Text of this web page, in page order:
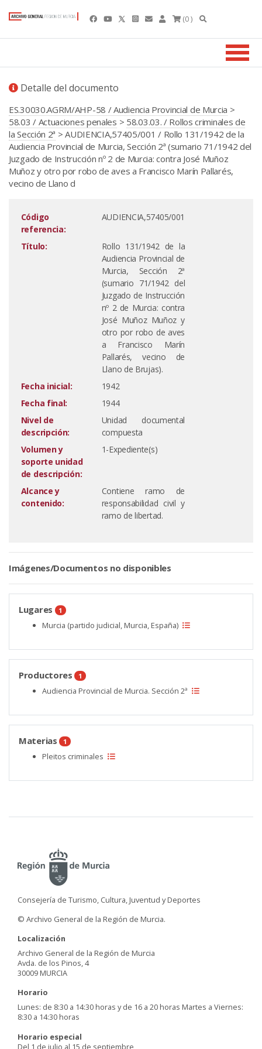
(0 )
Detalle del documento
ES.30030.AGRM/AHP-58 / Audiencia Provincial de Murcia >
58.03 / Actuaciones penales > 58.03.03. / Rollos criminales de
la Sección 2ª > AUDIENCIA,57405/001 / Rollo 131/1942 de la
Audiencia Provincial de Murcia, Sección 2ª (sumario 71/1942 del
Juzgado de Instrucción nº 2 de Murcia: contra José Muñoz
Muñoz y otro por robo de aves a Francisco Marín Pallarés,
vecino de Llano d
Código
referencia:
AUDIENCIA,57405/001
Título:
Rollo 131/1942 de la
Audiencia Provincial de
Murcia, Sección 2ª
(sumario 71/1942 del
Juzgado de Instrucción
nº 2 de Murcia: contra
José Muñoz Muñoz y
otro por robo de aves
a Francisco Marín
Pallarés, vecino de
Llano de Brujas).
Fecha inicial:
1942
Fecha final:
1944
Nivel de
descripción:
Unidad documental
compuesta
Volumen y
soporte unidad
de descripción:
1-Expediente(s)
Alcance y
contenido:
Contiene ramo de
responsabilidad civil y
ramo de libertad.
Imágenes/Documentos no disponibles
Lugares 1
Murcia (partido judicial, Murcia, España)
Productores 1
Audiencia Provincial de Murcia. Sección 2ª
Materias 1
Pleitos criminales
Consejería de Turismo, Cultura, Juventud y Deportes
© Archivo General de la Región de Murcia.
Localización
Archivo General de la Región de Murcia
Avda. de los Pinos, 4
30009 MURCIA
Horario
Lunes: de 8:30 a 14:30 horas y de 16 a 20 horas Martes a Viernes:
8:30 a 14:30 horas
Horario especial
Del 1 de julio al 15 de septiembre